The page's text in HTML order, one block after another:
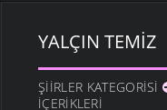
YALÇIN TEMIZ
ŞIIRLER KATEGORISI
İÇERIKLERI